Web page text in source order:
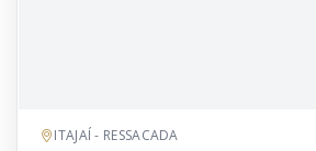
ITAJAÍ - RESSACADA